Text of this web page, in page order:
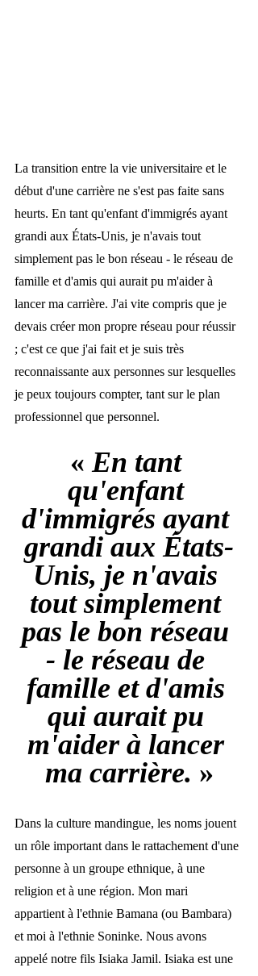
La transition entre la vie universitaire et le
début d'une carrière ne s'est pas faite sans
heurts. En tant qu'enfant d'immigrés ayant
grandi aux États-Unis, je n'avais tout
simplement pas le bon réseau - le réseau de
famille et d'amis qui aurait pu m'aider à
lancer ma carrière. J'ai vite compris que je
devais créer mon propre réseau pour réussir
; c'est ce que j'ai fait et je suis très
reconnaissante aux personnes sur lesquelles
je peux toujours compter, tant sur le plan
professionnel que personnel.
« En tant
qu'enfant
d'immigrés ayant
grandi aux États-
Unis, je n'avais
tout simplement
pas le bon réseau
- le réseau de
famille et d'amis
qui aurait pu
m'aider à lancer
ma carrière. »
Dans la culture mandingue, les noms jouent
un rôle important dans le rattachement d'une
personne à un groupe ethnique, à une
religion et à une région. Mon mari
appartient à l'ethnie Bamana (ou Bambara)
et moi à l'ethnie Soninke. Nous avons
appelé notre fils Isiaka Jamil. Isiaka est une